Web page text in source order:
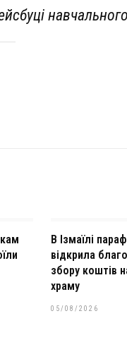
В Ізмаїлі
відкрила
збору коштів
храму
05/08/2026